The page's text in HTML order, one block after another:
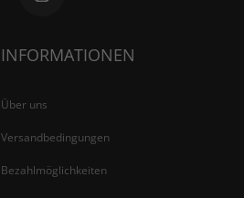
INFORMATIONEN
Über uns
Versandbedingungen
Bezahlmöglichkeiten